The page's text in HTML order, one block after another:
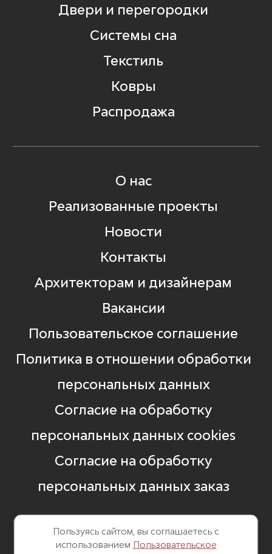
Пользуясь сайтом, вы соглашаетесь с
использованием Пользовательское
Двери и перегородки
Системы сна
Текстиль
Ковры
Распродажа
О нас
Реализованные проекты
Новости
Контакты
Архитекторам и дизайнерам
Вакансии
Пользовательское соглашение
Политика в отношении обработки
персональных данных
Согласие на обработку
персональных данных cookies
Согласие на обработку
персональных данных заказ